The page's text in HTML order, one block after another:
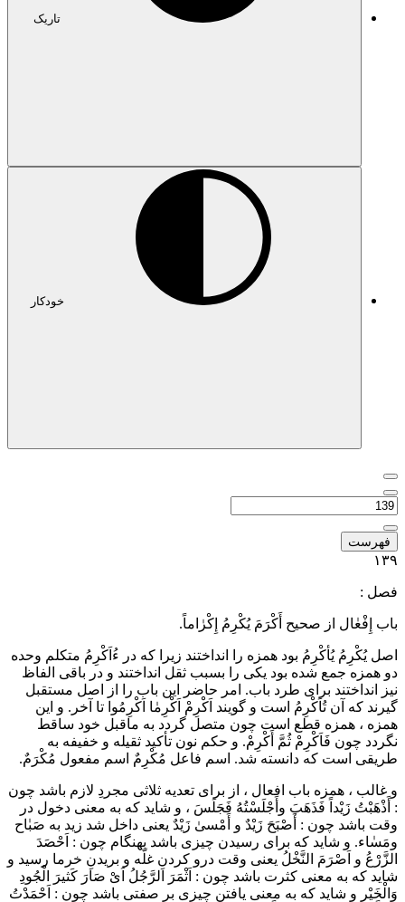
فهرست
۱۳۹
فصل :
باب إِفْعٰال از صحيح أَكْرَمَ يُكْرِمُ إِكْرٰاماً.
اصل يُكْرِمُ يُأكْرِمُ بود همزه را انداختند زيرا كه در ءُاَكْرِمُ متكلم وحده
دو همزه جمع شده بود يكى را بسبب ثقل انداختند و در باقى الفاظ
نيز انداختند براى طرد باب. امر حاضر اين باب را از اصل مستقبل
گيرند كه آن تُاَكْرِمُ است و گويند اَكْرِمْ اَكْرِمٰا اَكْرِمُوا تا آخر. و اين
همزه ، همزه قطع است چون متصل گردد به ماقبل خود ساقط
نگردد چون فَاَكْرِمْ ثُمَّ أَكْرِمْ. و حكم نون تأكيد ثقيله و خفيفه به
طريقى است كه دانسته شد. اسم فاعل مُكْرِمٌ اسم مفعول مُكْرَمٌ.
و غالب ، همزه باب افعال ، از براى تعديه ثلاثى مجردِ لازم باشد چون
: أَذْهَبْتُ زَيْداً فَذَهَبَ وأَجْلَسْتُهُ فَجَلَسَ ، و شايد كه به معنى دخول در
وقت باشد چون : أَصْبَحَ زَيْدٌ و أَمْسىٰ زَيْدٌ يعنى داخل شد زيد به صَبٰاح
ومَسٰاء. و شايد كه براى رسيدن چيزى باشد بهنگام چون : اَحْصَدَ
الزَّرْعُ و اَصْرَمَ النَّخْلُ يعنى وقت درو كردنِ غلّه و بريدنِ خرما رسيد و
شايد كه به معنى كثرت باشد چون : اَثْمَرَ الرَّجُلُ اَىْ صَارَ كَثيرَ الْجُودِ
وَالْخَيْرِ و شايد كه به معنى يافتن چيزى بر صفتى باشد چون : اَحْمَدْتُ